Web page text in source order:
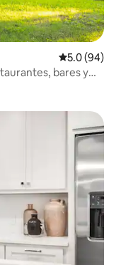
o
5
Calificación
5.0 (94)
bares y